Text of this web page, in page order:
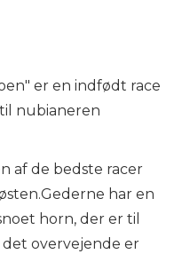
er en indfødt race
nubianeren
af ​​de bedste racer
har en
horn, der er til
det overvejende er